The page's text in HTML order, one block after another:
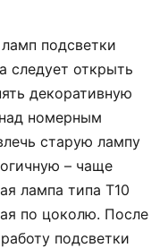
подсветки
следует открыть
декоративную
номерным
старую лампу
– чаще
лампа типа T10
по цоколю. После
подсветки